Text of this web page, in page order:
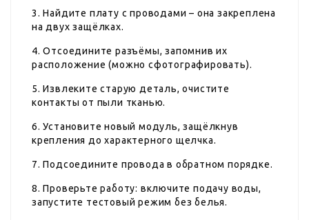
3. Найдите плату с проводами – она закреплена
на двух защёлках.
4. Отсоедините разъёмы, запомнив их
расположение (можно сфотографировать).
5. Извлеките старую деталь, очистите
контакты от пыли тканью.
6. Установите новый модуль, защёлкнув
крепления до характерного щелчка.
7. Подсоедините провода в обратном порядке.
8. Проверьте работу: включите подачу воды,
запустите тестовый режим без белья.